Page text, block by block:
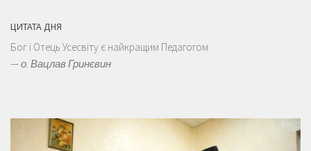
ЦИТАТА ДНЯ
Бог і Отець Усесвіту є найкращим Педагогом
—о. Вацлав Гринєвин